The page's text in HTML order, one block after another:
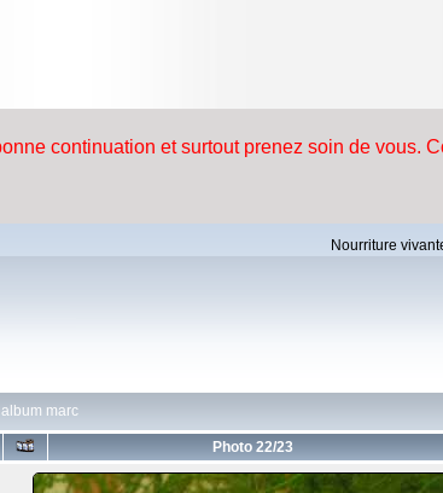
Nourriture
album marc
Photo 22/23